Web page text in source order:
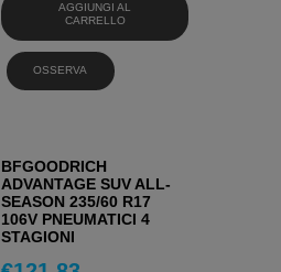
AGGIUNGI AL
CARRELLO
OSSERVA
BFGOODRICH
ADVANTAGE SUV ALL-
SEASON 235/60 R17
106V PNEUMATICI 4
STAGIONI